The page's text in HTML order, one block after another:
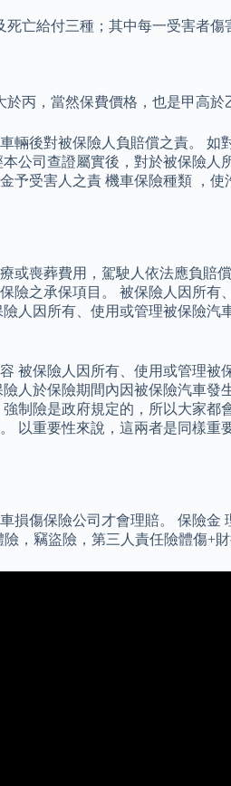
亡給付三種；其中每一受害者
丙，當然保費價格，也是甲高於
後對被保險人負賠償之責。
公司查證屬實後，對於被保險
受害人之責 機車保險種類 ，
喪葬費用，駕駛人依法應負賠
之承保項目。 被保險人因所
人因所有、使用或管理被保險
被保險人因所有、使用或管理
人於保險期間內因被保險汽車
制險是政府規定的，所以大家
以重要性來說，這兩者是同樣
傷保險公司才會理賠。 保險
，竊盜險，第三人責任險體傷+